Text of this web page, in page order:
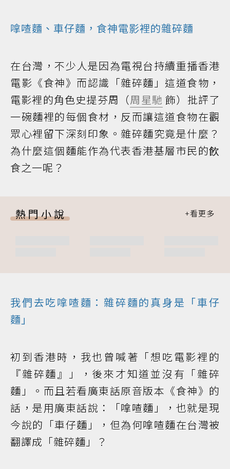
嗱喳麵、車仔麵，食神電影裡的雜碎麵
在台灣，不少人是因為電視台持續重播香港
電影《食神》而認識「雜碎麵」這道食物，
電影裡的角色史提芬周（周星馳 飾）批評了
一碗麵裡的每個食材，反而讓這道食物在觀
眾心裡留下深刻印象。雜碎麵究竟是什麼？
為什麼這個麵能作為代表香港基層市民的飮
食之一呢？
熱門小說
我們去吃嗱喳麵：雜碎麵的真身是「車仔
麵」
初到香港時，我也曾喊著「想吃電影裡的
『雜碎麵』」，後來才知道並沒有「雜碎
麵」。而且若看廣東話原音版本《食神》的
話，是用廣東話說：「嗱喳麵」，也就是現
今說的「車仔麵」，但為何嗱喳麵在台灣被
翻譯成「雜碎麵」？